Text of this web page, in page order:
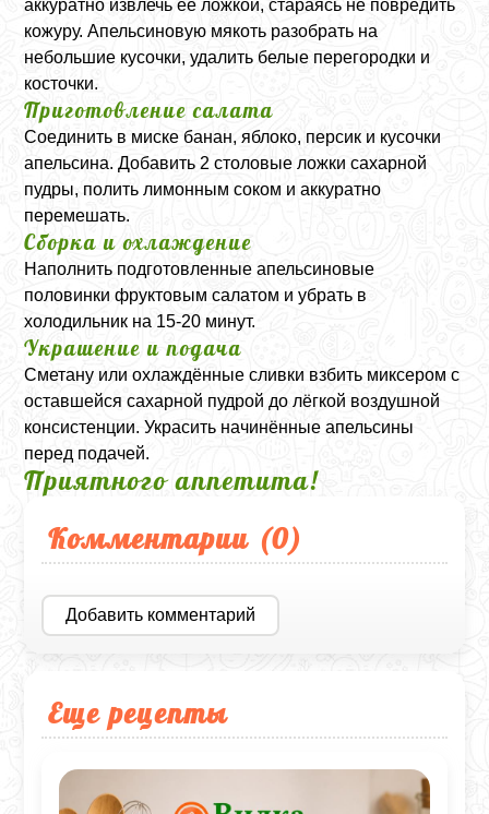
аккуратно извлечь её ложкой, стараясь не повредить
кожуру. Апельсиновую мякоть разобрать на
небольшие кусочки, удалить белые перегородки и
косточки.
Приготовление салата
Соединить в миске банан, яблоко, персик и кусочки
апельсина. Добавить 2 столовые ложки сахарной
пудры, полить лимонным соком и аккуратно
перемешать.
Сборка и охлаждение
Наполнить подготовленные апельсиновые
половинки фруктовым салатом и убрать в
холодильник на 15-20 минут.
Украшение и подача
Сметану или охлаждённые сливки взбить миксером с
оставшейся сахарной пудрой до лёгкой воздушной
консистенции. Украсить начинённые апельсины
перед подачей.
Приятного аппетита!
Комментарии (0)
Добавить комментарий
Еще рецепты